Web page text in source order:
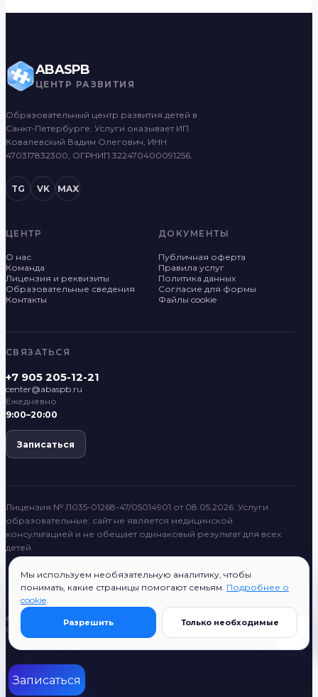
Мы используем необязательную аналитику, чтобы
понимать, какие страницы помогают семьям. Подробнее о
cookie.
Разрешить Только необходимые
ABASPB
ЦЕНТР РАЗВИТИЯ
Образовательный центр развития детей в
Санкт-Петербурге. Услуги оказывает ИП
Ковалевский Вадим Олегович, ИНН
470317832300, ОГРНИП 322470400091256.
TG VK MAX
ЦЕНТР
О нас
Команда
Лицензия и реквизиты
Образовательные сведения
Контакты
ДОКУМЕНТЫ
Публичная оферта
Правила услуг
Политика данных
Согласие для формы
Файлы cookie
СВЯЗАТЬСЯ
+7 905 205-12-21
center@abaspb.ru
Ежедневно
9:00–20:00
Записаться
Лицензия № Л035-01268-47/05014901 от 08.05.2026. Услуги
образовательные: сайт не является медицинской
консультацией и не обещает одинаковый результат для всех
детей.
© 2022–2026 ABASPB
Согласие на публикацию
Все разделы ABASPB System
Записаться